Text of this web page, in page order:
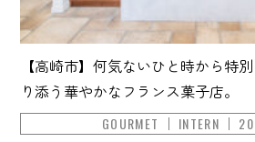
【高崎市】何気ないひと時から特
り添う華やかなフランス菓子店。
GOURMET INTERN